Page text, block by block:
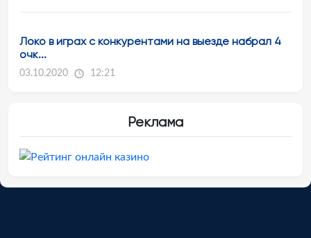
Локо в играх с конкурентами на выезде набрал 4
очк...
03.10.2020 12:21
Реклама